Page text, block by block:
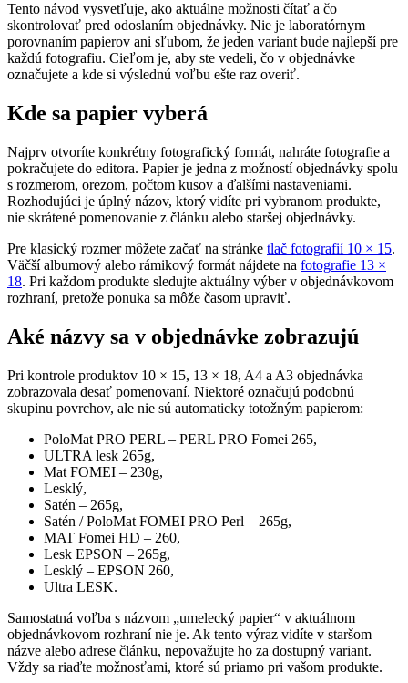
Tento návod vysvetľuje, ako aktuálne možnosti čítať a čo
skontrolovať pred odoslaním objednávky. Nie je laboratórnym
porovnaním papierov ani sľubom, že jeden variant bude najlepší pre
každú fotografiu. Cieľom je, aby ste vedeli, čo v objednávke
označujete a kde si výslednú voľbu ešte raz overiť.
Kde sa papier vyberá
Najprv otvoríte konkrétny fotografický formát, nahráte fotografie a
pokračujete do editora. Papier je jedna z možností objednávky spolu
s rozmerom, orezom, počtom kusov a ďalšími nastaveniami.
Rozhodujúci je úplný názov, ktorý vidíte pri vybranom produkte,
nie skrátené pomenovanie z článku alebo staršej objednávky.
Pre klasický rozmer môžete začať na stránke tlač fotografií 10 × 15.
Väčší albumový alebo rámikový formát nájdete na fotografie 13 ×
18. Pri každom produkte sledujte aktuálny výber v objednávkovom
rozhraní, pretože ponuka sa môže časom upraviť.
Aké názvy sa v objednávke zobrazujú
Pri kontrole produktov 10 × 15, 13 × 18, A4 a A3 objednávka
zobrazovala desať pomenovaní. Niektoré označujú podobnú
skupinu povrchov, ale nie sú automaticky totožným papierom:
PoloMat PRO PERL – PERL PRO Fomei 265,
ULTRA lesk 265g,
Mat FOMEI – 230g,
Lesklý,
Satén – 265g,
Satén / PoloMat FOMEI PRO Perl – 265g,
MAT Fomei HD – 260,
Lesk EPSON – 265g,
Lesklý – EPSON 260,
Ultra LESK.
Samostatná voľba s názvom „umelecký papier“ v aktuálnom
objednávkovom rozhraní nie je. Ak tento výraz vidíte v staršom
názve alebo adrese článku, nepovažujte ho za dostupný variant.
Vždy sa riaďte možnosťami, ktoré sú priamo pri vašom produkte.